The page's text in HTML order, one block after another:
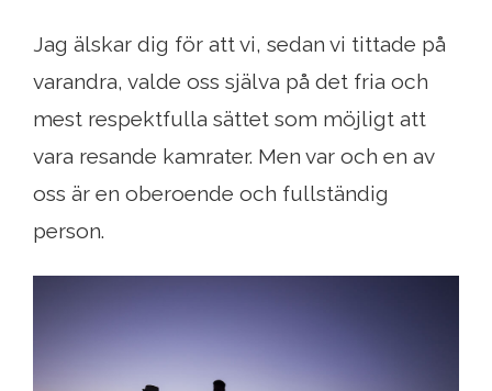
Jag älskar dig för att vi, sedan vi tittade på
varandra, valde oss själva på det fria och
mest respektfulla sättet som möjligt att
vara resande kamrater. Men var och en av
oss är en oberoende och fullständig
person.